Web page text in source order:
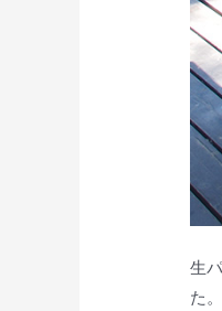
生
た。